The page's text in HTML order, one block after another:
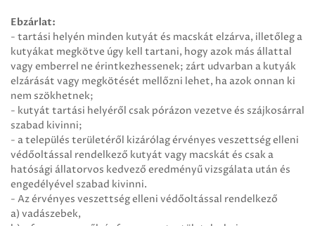
Ebzárlat:
- tartási helyén minden kutyát és macskát elzárva, illetőleg a
kutyákat megkötve úgy kell tartani, hogy azok más állattal
vagy emberrel ne érintkezhessenek; zárt udvarban a kutyák
elzárását vagy megkötését mellőzni lehet, ha azok onnan ki
nem szökhetnek;
- kutyát tartási helyéről csak pórázon vezetve és szájkosárral
szabad kivinni;
- a település területéről kizárólag érvényes veszettség elleni
védőoltással rendelkező kutyát vagy macskát és csak a
hatósági állatorvos kedvező eredményű vizsgálata után és
engedélyével szabad kivinni.
- Az érvényes veszettség elleni védőoltással rendelkező
a) vadászebek,